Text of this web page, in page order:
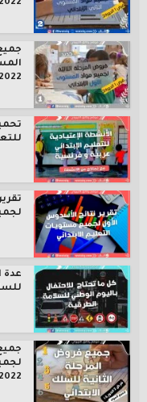
2022...
2022...
عدة
2022...